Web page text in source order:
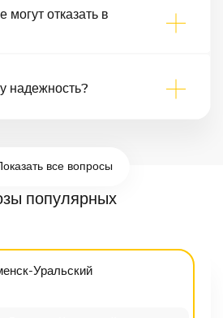
могут отказать в
надежность?
Показать все вопросы
популярных
Уральский